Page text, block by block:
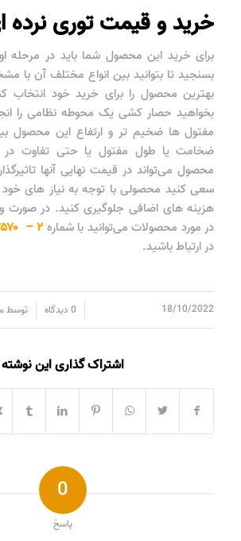
خرید و قیمت توری نرده
برای خرید این محصول شما باید در مرحله
بسنجید تا بتوانید بین انواع مختلف آن با
بهترین محصول را برای خرید خود انتخاب
بخواهید حصار کشی یک محوطه نظامی را
مفتول ها ضخیم تر و ارتفاع این محصول
ضخامت یا طول مفتول یا حتی تفاوت در
محصول می‌تواند در قیمت نهایی آنها
سعی کنید محصولی با توجه به نیاز های
هزینه های اضافی جلوگیری کنید. در صورت
در مورد محصولات می‌توانید با شماره ۲ – ۸۸۸۵۷۵۷۰ – ۰۲۱
در ارتباط باشید.
18/10/2022 0 دیدگاه توسط
اشتراک گذاری این نوشته
0
پاسخ